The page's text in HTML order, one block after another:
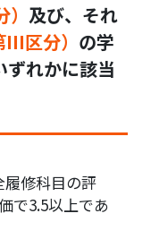
及び、それ
区分） の学
ずれかに該当
修科目の評
で3.5以上であ